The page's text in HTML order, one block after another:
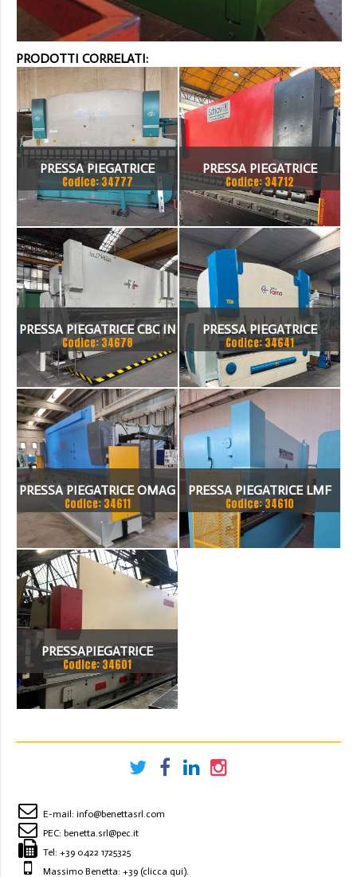
PRODOTTI CORRELATI:
PRESSA PIEGATRICE
VIMERCATI 80X4175
Codice: 34777
PRESSA PIEGATRICE
SCHIAVI 6 ASSI 3000 X 100
TON
Codice: 34712
PRESSA PIEGATRICE CBC IN
TANDEM
Codice: 34678
PRESSA PIEGATRICE
FARINA 3000 X 130 TON
Codice: 34641
PRESSA PIEGATRICE OMAG
EPB 10036100 TON X 4MT
Codice: 34611
PRESSA PIEGATRICE LMF
100 TON. / 4100MM
Codice: 34610
PRESSAPIEGATRICE
BEYELER DEL 2002 A CNC
7.200 MM X 200 TON
Codice: 34601
E-mail: info@benettasrl.com
PEC: benetta.srl@pec.it
Tel: +39 0422 1725325
Massimo Benetta: +39 (clicca qui).